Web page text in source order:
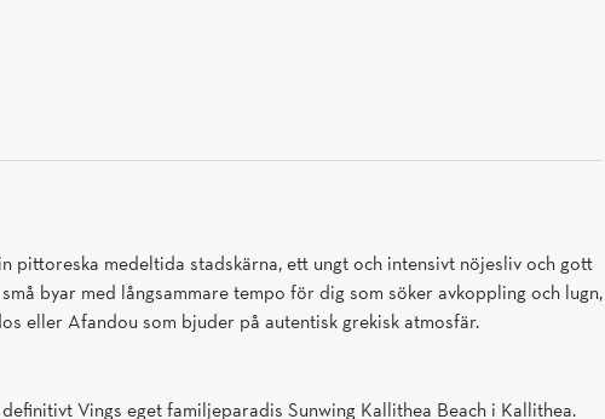
pittoreska medeltida stadskärna, ett ungt och intensivt nöjesliv och gott
byar med långsammare tempo för dig som söker avkoppling och lugn,
eller Afandou som bjuder på autentisk grekisk atmosfär.
Vings eget familjeparadis Sunwing Kallithea Beach i Kallithea.